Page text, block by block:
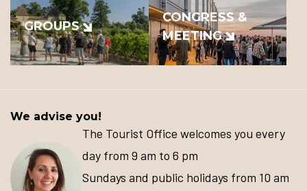
GROUPS
CONGRESS &
MEETING
We advise you!
The Tourist Office welcomes you every
day from 9 am to 6 pm
Sundays and public holidays from 10 am